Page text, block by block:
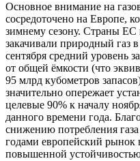
Основное внимание на
сосредоточено на Европе,
зимнему сезону. Страны ЕС
закачивали природный газ
сентября средний уровень
от общей ёмкости (что
95 млрд кубометров
значительно опережает
целевые 90% к началу
данного времени года.
снижению потребления
годами европейский рынок
повышенной